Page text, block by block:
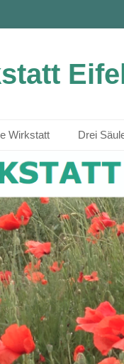
Wirkstatt Drei